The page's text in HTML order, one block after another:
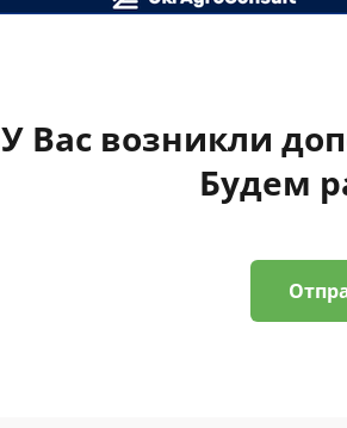
У Вас возникли
Будем